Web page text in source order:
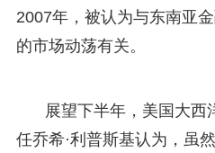
2007年，被认为与东南亚
的市场动荡有关。
展望下半年，美国大西
任乔希·利普斯基认为，虽